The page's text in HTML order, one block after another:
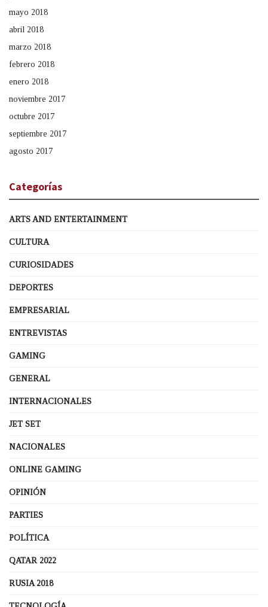
mayo 2018
abril 2018
marzo 2018
febrero 2018
enero 2018
noviembre 2017
octubre 2017
septiembre 2017
agosto 2017
Categorías
ARTS AND ENTERTAINMENT
CULTURA
CURIOSIDADES
DEPORTES
EMPRESARIAL
ENTREVISTAS
GAMING
GENERAL
INTERNACIONALES
JET SET
NACIONALES
ONLINE GAMING
OPINIÓN
PARTIES
POLÍTICA
QATAR 2022
RUSIA 2018